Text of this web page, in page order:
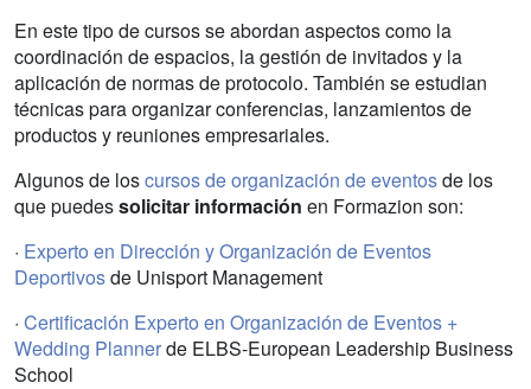
En este tipo de cursos se abordan aspectos como la
coordinación de espacios, la gestión de invitados y la
aplicación de normas de protocolo. También se estudian
técnicas para organizar conferencias, lanzamientos de
productos y reuniones empresariales.
Algunos de loscursos de organización de eventosde los
que puedessolicitar información en Formazion son:
· Experto en Dirección y Organización de Eventos
Deportivosde Unisport Management
· Certificación Experto en Organización de Eventos +
Wedding Plannerde ELBS-European Leadership Business
School